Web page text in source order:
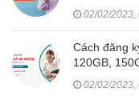
02/02/2023,
Cách đăng
120GB,
02/02/2023,